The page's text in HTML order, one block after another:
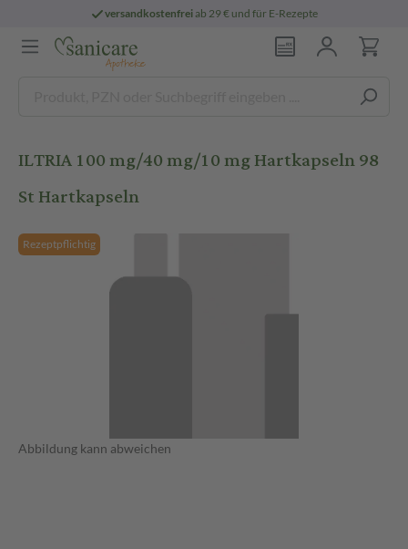
versandkostenfreiab 29 € und für E-Rezepte
ILTRIA 100 mg/40 mg/10 mg Hartkapseln 98
St Hartkapseln
Rezeptpflichtig
Abbildung kann abweichen